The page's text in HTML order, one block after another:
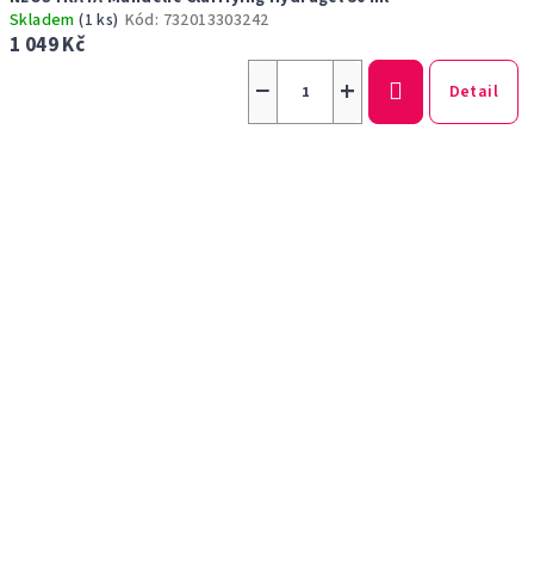
Skladem(1 ks) Kód: 732013303242
1 049 Kč
+
− Detail